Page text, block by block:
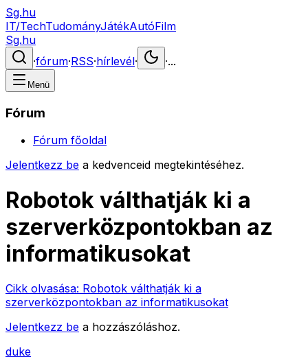
Sg.hu
IT/TechTudományJátékAutóFilm
Sg.hu
·fórum·RSS·hírlevél· ·...
Menü
Fórum
Fórum főoldal
Jelentkezz be a kedvenceid megtekintéséhez.
Robotok válthatják ki a
szerverközpontokban az
informatikusokat
Cikk olvasása: Robotok válthatják ki a
szerverközpontokban az informatikusokat
Jelentkezz be a hozzászóláshoz.
duke